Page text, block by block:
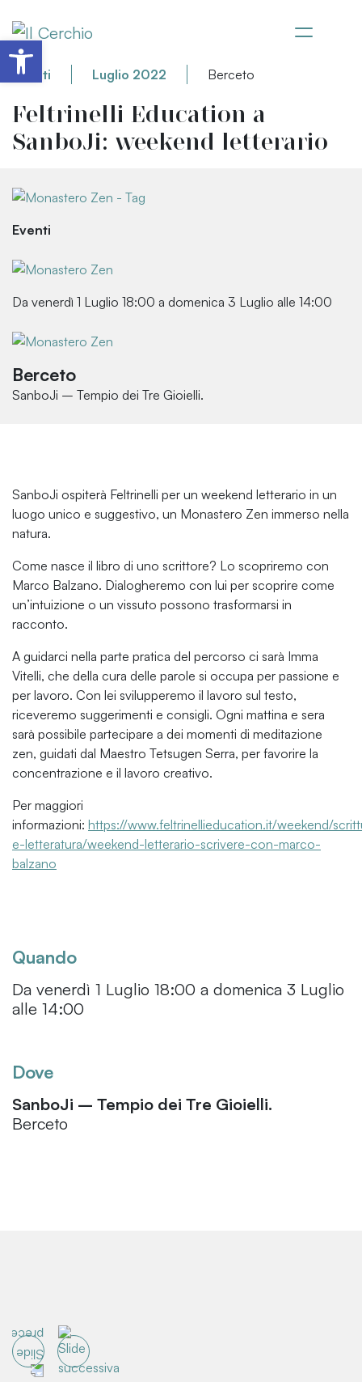
Eventi Luglio 2022 Berceto
Feltrinelli Education a
SanboJi: weekend letterario
Eventi
Da venerdì 1 Luglio 18:00 a domenica 3 Luglio alle 14:00
Berceto
SanboJi – Tempio dei Tre Gioielli.
SanboJi ospiterà Feltrinelli per un weekend letterario in un
luogo unico e suggestivo, un Monastero Zen immerso nella
natura.
Come nasce il libro di uno scrittore? Lo scopriremo con
Marco Balzano. Dialogheremo con lui per scoprire come
un’intuizione o un vissuto possono trasformarsi in
racconto.
A guidarci nella parte pratica del percorso ci sarà Imma
Vitelli, che della cura delle parole si occupa per passione e
per lavoro. Con lei svilupperemo il lavoro sul testo,
riceveremo suggerimenti e consigli. Ogni mattina e sera
sarà possibile partecipare a dei momenti di meditazione
zen, guidati dal Maestro Tetsugen Serra, per favorire la
concentrazione e il lavoro creativo.
Per maggiori
informazioni: https://www.feltrinellieducation.it/weekend/
e-letteratura/weekend-letterario-scrivere-con-marco-
balzano
Quando
Da venerdì 1 Luglio 18:00 a domenica 3 Luglio
alle 14:00
Dove
SanboJi – Tempio dei Tre Gioielli.
Berceto
Apri la barra degli strumenti